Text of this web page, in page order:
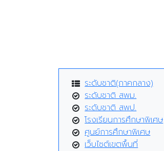
ระดับชาติ(ภาคกลาง)
ระดับชาติ สพม.
ระดับชาติ สพป.
โรงเรียนการศึกษาพิเศษ
ศูนย์การศึกษาพิเศษ
เว็บไซต์เขตพื้นที่